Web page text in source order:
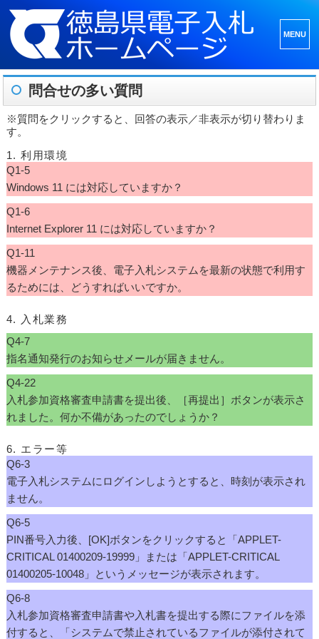
ーとウ
ィジェ
問合せの多い質問
※質問をクリックすると、回答の表示／非表示が切り替わりま
す。
1. 利用環境
Q1-5
Windows 11 には対応していますか？
Q1-6
Internet Explorer 11 には対応していますか？
Q1-11
機器メンテナンス後、電子入札システムを最新の状態で利用す
るためには、どうすればいいですか。
4. 入札業務
Q4-7
指名通知発行のお知らせメールが届きません。
Q4-22
入札参加資格審査申請書を提出後、［再提出］ボタンが表示さ
れました。何か不備があったのでしょうか？
6. エラー等
Q6-3
電子入札システムにログインしようとすると、時刻が表示され
ません。
Q6-5
PIN番号入力後、[OK]ボタンをクリックすると「APPLET-
CRITICAL 01400209-19999」または「APPLET-CRITICAL
01400205-10048」というメッセージが表示されます。
Q6-8
入札参加資格審査申請書や入札書を提出する際にファイルを添
付すると、「システムで禁止されているファイルが添付されて